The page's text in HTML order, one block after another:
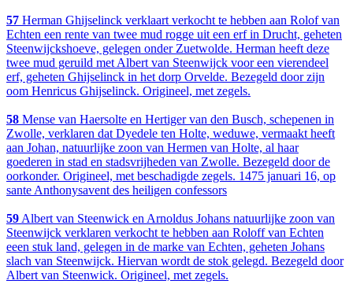
57 Herman Ghijselinck verklaart verkocht te hebben aan Rolof van
Echten een rente van twee mud rogge uit een erf in Drucht, geheten
Steenwijckshoeve, gelegen onder Zuetwolde. Herman heeft deze
twee mud geruild met Albert van Steenwijck voor een vierendeel
erf, geheten Ghijselinck in het dorp Orvelde. Bezegeld door zijn
oom Henricus Ghijselinck. Origineel, met zegels.
58 Mense van Haersolte en Hertiger van den Busch, schepenen in
Zwolle, verklaren dat Dyedele ten Holte, weduwe, vermaakt heeft
aan Johan, natuurlijke zoon van Hermen van Holte, al haar
goederen in stad en stadsvrijheden van Zwolle. Bezegeld door de
oorkonder. Origineel, met beschadigde zegels. 1475 januari 16, op
sante Anthonysavent des heiligen confessors
59Albert van Steenwick en Arnoldus Johans natuurlijke zoon van
Steenwijck verklaren verkocht te hebben aan Roloff van Echten
eeen stuk land, gelegen in de marke van Echten, geheten Johans
slach van Steenwijck. Hiervan wordt de stok gelegd. Bezegeld door
Albert van Steenwick. Origineel, met zegels.